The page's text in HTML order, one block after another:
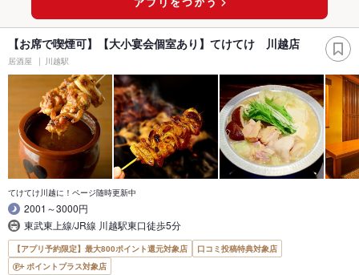
【お席で喫煙可】【大小宴会個室あり】てけてけ 川越店
居酒屋 川越駅
てけてけ川越に！ページ随時更新中
2001～3000円
東武東上線/JR線 川越駅東口徒歩5分
【アプリ予約限定】最大800ポイント還元対象店
口コミ投稿特典対象店
ポイントプラス対象店